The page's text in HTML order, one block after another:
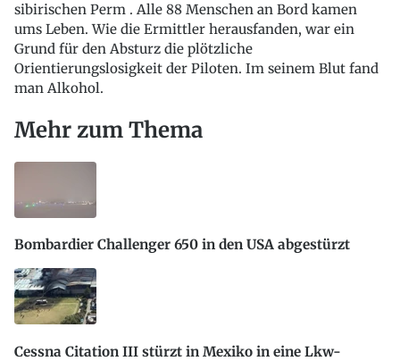
sibirischen Perm . Alle 88 Menschen an Bord kamen
ums Leben. Wie die Ermittler herausfanden, war ein
Grund für den Absturz die plötzliche
Orientierungslosigkeit der Piloten. Im seinem Blut fand
man Alkohol.
Mehr zum Thema
Bombardier Challenger 650 in den USA abgestürzt
Cessna Citation III stürzt in Mexiko in eine Lkw-